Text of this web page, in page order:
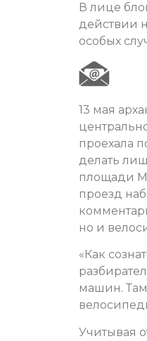
В лице
действии
особых
13 мая
проехала
делать
площади
проезд
но и
«Как
машин.
Учитывая